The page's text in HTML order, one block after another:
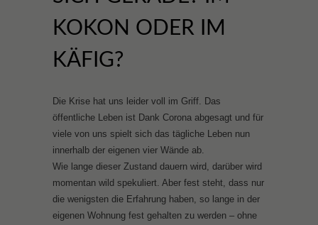
KOKON ODER IM
KÄFIG?
Die Krise hat uns leider voll im Griff. Das
öffentliche Leben ist Dank Corona abgesagt und für
viele von uns spielt sich das tägliche Leben nun
innerhalb der eigenen vier Wände ab.
Wie lange dieser Zustand dauern wird, darüber wird
momentan wild spekuliert. Aber fest steht, dass nur
die wenigsten die Erfahrung haben, so lange in der
eigenen Wohnung fest gehalten zu werden – ohne